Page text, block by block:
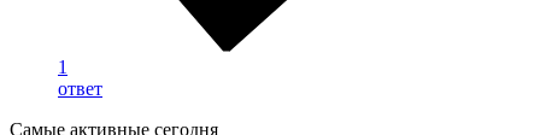
1
ответ
Самые активные сегодня